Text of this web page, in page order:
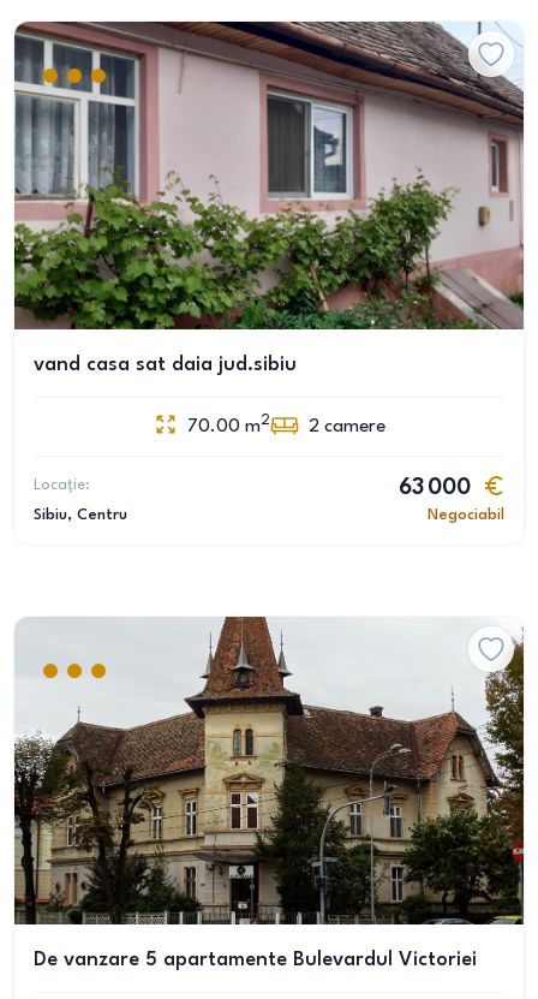
vand casa sat daia jud.sibiu
70.00 m2 2 camere
Locație:
Sibiu, Centru
63 000
Negociabil
De vanzare 5 apartamente Bulevardul Victoriei